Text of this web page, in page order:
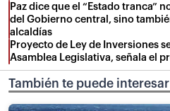
Paz dice que el “Estado tranca”
del Gobierno central, sino
alcaldías
Proyecto de Ley de Inversiones
Asamblea Legislativa, señala el
También te puede interesar